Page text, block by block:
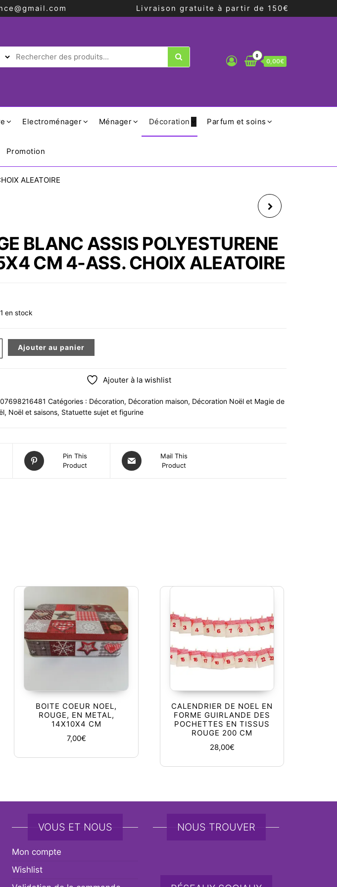
Livraison gratuite à partir de 150€
0
0,00€
Electroménager Ménager Décoration Parfum et soins
Promotion
ALEATOIRE
BLANC ASSIS POLYESTURENE
CM 4-ASS. CHOIX ALEATOIRE
en stock
de ANGE BLANC ASSIS POLYESTURENE 6X5X4 CM 4-ASS. CHOIX ALEATOIRE
Ajouter au panier
Ajouter à la wishlist
Catégories : Décoration, Décoration maison, Décoration Noël et Magie de
, Noël et saisons, Statuette sujet et figurine
Pin This
Product
Mail This
Product
BOITE COEUR NOEL,
ROUGE, EN METAL,
14X10X4 CM
7,00€
CALENDRIER DE NOEL EN
FORME GUIRLANDE DES
POCHETTES EN TISSUS
ROUGE 200 CM
28,00€
VOUS ET NOUS
Mon compte
Wishlist
NOUS TROUVER